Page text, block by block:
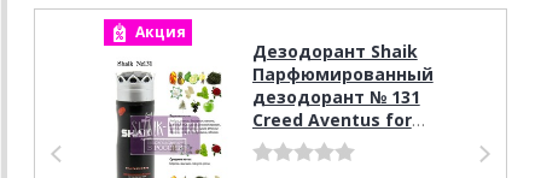
Акция
Дезодорант Shaik
Парфюмированный
дезодорант № 131
Creed Aventus for
men, 200 мл.